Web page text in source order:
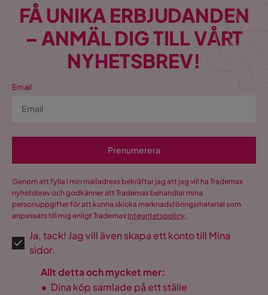
FÅ UNIKA ERBJUDANDEN
– ANMÄL DIG TILL VÅRT
NYHETSBREV!
Email
Prenumerera
Genom att fylla i min mailadress bekräftar jag att jag vill ha Trademax
nyhetsbrev och godkänner att Trademax behandlar mina
personuppgifter för att kunna skicka marknadsföringsmaterial som
anpassats till mig enligt Trademax Integritetspolicy.
Ja, tack! Jag vill även skapa ett konto till Mina
sidor.
Allt detta och mycket mer:
• Dina köp samlade på ett ställe